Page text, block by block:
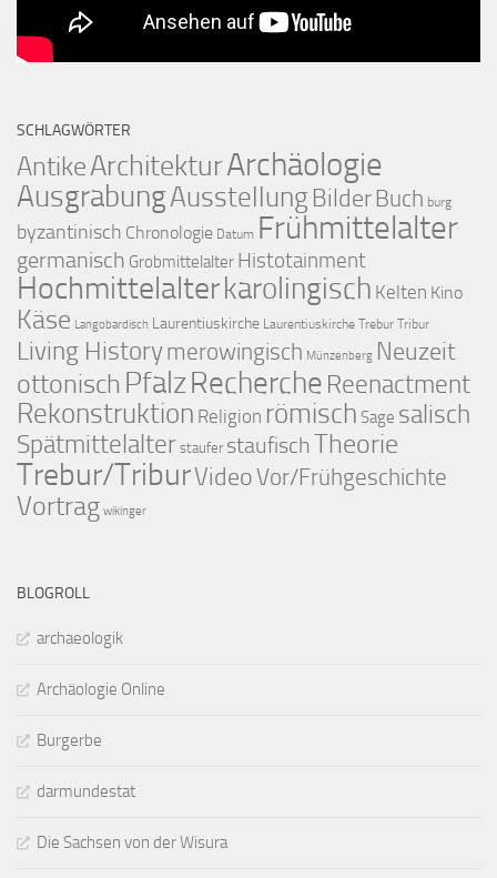
SCHLAGWÖRTER
AntikeArchitekturArchäologie
AusgrabungAusstellungBilder Buch burg
byzantinisch Chronologie Datum Frühmittelalter
germanisch Grobmittelalter Histotainment
Hochmittelalterkarolingisch Kelten Kino
Käse Langobardisch Laurentiuskirche Laurentiuskirche Trebur Tribur
Living Historymerowingisch Münzenberg Neuzeit
ottonisch PfalzRecherche Reenactment
Rekonstruktion Religion römisch Sage salisch
Spätmittelalter staufer staufischTheorie
Trebur/TriburVideoVor/Frühgeschichte
Vortrag wikinger
BLOGROLL
archaeologik
Archäologie Online
Burgerbe
darmundestat
Die Sachsen von der Wisura